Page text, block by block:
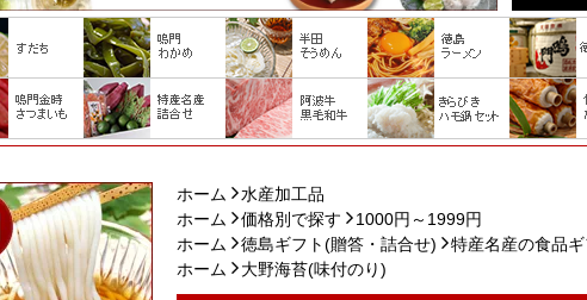
ホーム
水産加工品
ホーム
価格別で探す
1000円～1999円
ホーム
徳島ギフト(贈答・詰合せ)
特産名産の食品ギ
ホーム
大野海苔(味付のり)